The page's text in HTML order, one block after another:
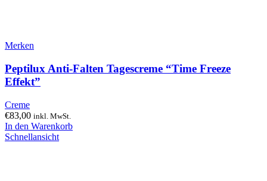
Merken
Peptilux Anti-Falten Tagescreme “Time Freeze
Effekt”
Creme
€83,00 inkl. MwSt.
In den Warenkorb
Schnellansicht